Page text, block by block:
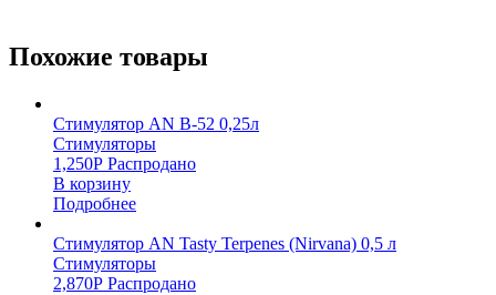
Похожие товары
Стимулятор AN B-52 0,25л
Стимуляторы
1,250Р Распродано
В корзину
Подробнее
Стимулятор AN Tasty Terpenes (Nirvana) 0,5 л
Стимуляторы
2,870Р Распродано